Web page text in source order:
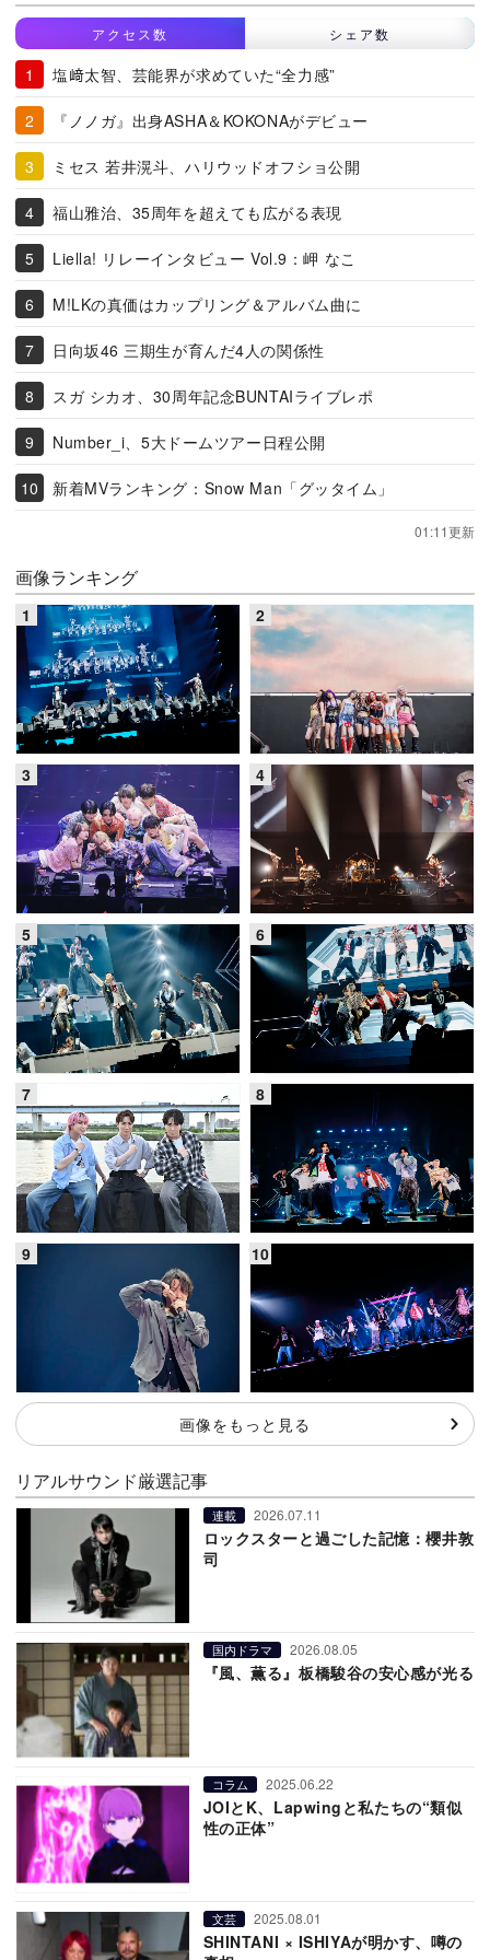
アクセス数 シェア数
塩﨑太智、芸能界が求めていた“全力感”
『ノノガ』出身ASHA＆KOKONAがデビュー
ミセス 若井滉斗、ハリウッドオフショ公開
福山雅治、35周年を超えても広がる表現
Liella! リレーインタビュー Vol.9：岬 なこ
M!LKの真価はカップリング＆アルバム曲に
日向坂46 三期生が育んだ4人の関係性
スガ シカオ、30周年記念BUNTAIライブレポ
Number_i、5大ドームツアー日程公開
新着MVランキング：Snow Man「グッタイム」
01:11更新
画像ランキング
画像をもっと見る
リアルサウンド厳選記事
連載 2026.07.11
ロックスターと過ごした記憶：櫻井敦
司
国内ドラマ 2026.08.05
『風、薫る』板橋駿谷の安心感が光る
コラム 2025.06.22
JOIとK、Lapwingと私たちの“類似
性の正体”
文芸 2025.08.01
SHINTANI × ISHIYAが明かす、噂の